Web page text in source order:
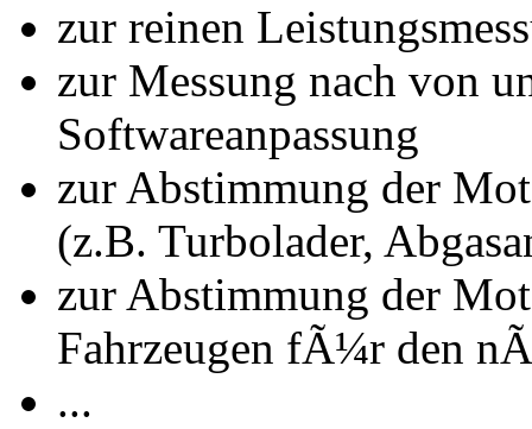
zur reinen
zur Messung nach von
Softwareanpassung
zur Abstimmung der
(z.B. Turbolader,
zur Abstimmung der
Fahrzeugen fÃ¼r den
...